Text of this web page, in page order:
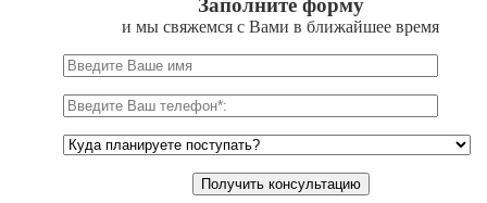
и мы свяжемся с Вами в ближайшее время